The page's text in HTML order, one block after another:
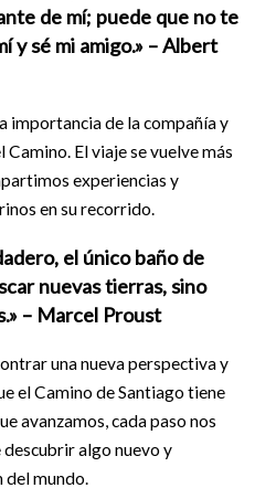
de mí; puede que no te
y sé mi amigo.» – Albert
importancia de la compañía y
El viaje se vuelve más
experiencias y
en su recorrido.
el único baño de
nuevas tierras, sino
– Marcel Proust
una nueva perspectiva y
el Camino de Santiago tiene
avanzamos, cada paso nos
algo nuevo y
del mundo.